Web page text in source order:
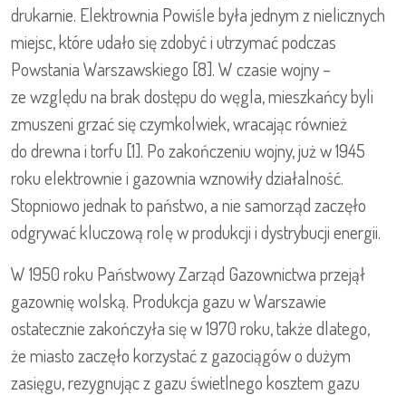
drukarnie. Elektrownia Powiśle była jednym z nielicznych
miejsc, które udało się zdobyć i utrzymać podczas
Powstania Warszawskiego [8]. W czasie wojny –
ze względu na brak dostępu do węgla, mieszkańcy byli
zmuszeni grzać się czymkolwiek, wracając również
do drewna i torfu [1]. Po zakończeniu wojny, już w 1945
roku elektrownie i gazownia wznowiły działalność.
Stopniowo jednak to państwo, a nie samorząd zaczęło
odgrywać kluczową rolę w produkcji i dystrybucji energii.
W 1950 roku Państwowy Zarząd Gazownictwa przejął
gazownię wolską. Produkcja gazu w Warszawie
ostatecznie zakończyła się w 1970 roku, także dlatego,
że miasto zaczęło korzystać z gazociągów o dużym
zasięgu, rezygnując z gazu świetlnego kosztem gazu